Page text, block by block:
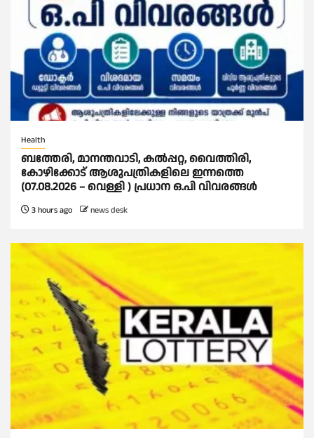
Health
ബത്തേരി, മാനന്തവാടി, കൽപ്പറ്റ, വൈത്തിരി,
കോഴിക്കോട് ആശുപത്രികളിലെ ഇന്നത്തെ
(07.08.2026 – വെള്ളി ) പ്രധാന ഒ.പി വിവരങ്ങൾ
3 hours ago news desk